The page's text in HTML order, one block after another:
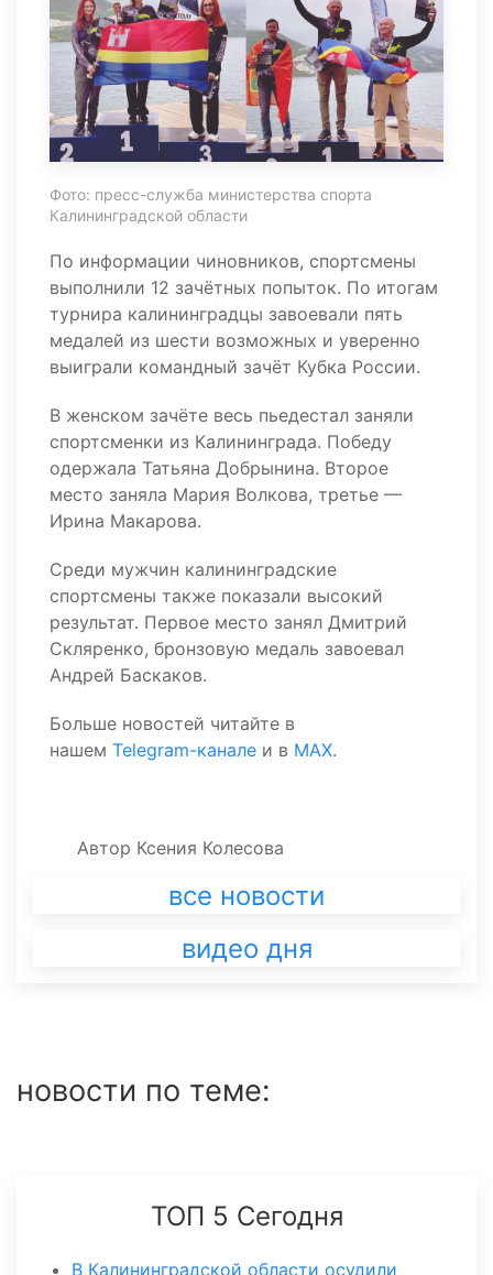
Фото: пресс-служба министерства спорта
Калининградской области
По информации чиновников, спортсмены
выполнили 12 зачётных попыток. По итогам
турнира калининградцы завоевали пять
медалей из шести возможных и уверенно
выиграли командный зачёт Кубка России.
В женском зачёте весь пьедестал заняли
спортсменки из Калининграда. Победу
одержала Татьяна Добрынина. Второе
место заняла Мария Волкова, третье —
Ирина Макарова.
Среди мужчин калининградские
спортсмены также показали высокий
результат. Первое место занял Дмитрий
Скляренко, бронзовую медаль завоевал
Андрей Баскаков.
Больше новостей читайте в
нашем Telegram-канале и в MAX.
Автор Ксения Колесова
все новости
видео дня
новости по теме:
ТОП 5 Сегодня
В Калининградской области осудили